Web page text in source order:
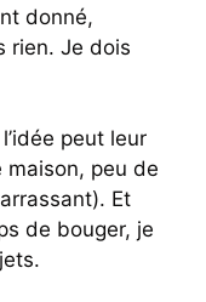
donné,
rien. Je dois
peut leur
maison, peu de
Et
de bouger, je